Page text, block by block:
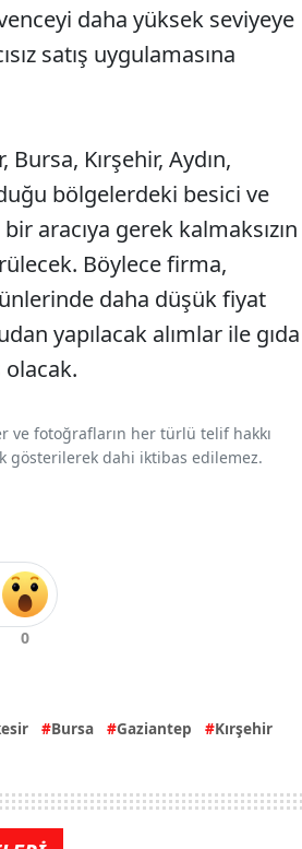
daha yüksek seviyeye
satış uygulamasına
Kırşehir, Aydın,
bölgelerdeki besici ve
aracıya gerek kalmaksızın
Böylece firma,
daha düşük fiyat
yapılacak alımlar ile gıda
ve fotoğrafların her türlü telif hakkı
gösterilerek dahi iktibas edilemez.
Bursa Gaziantep
Kırşehir